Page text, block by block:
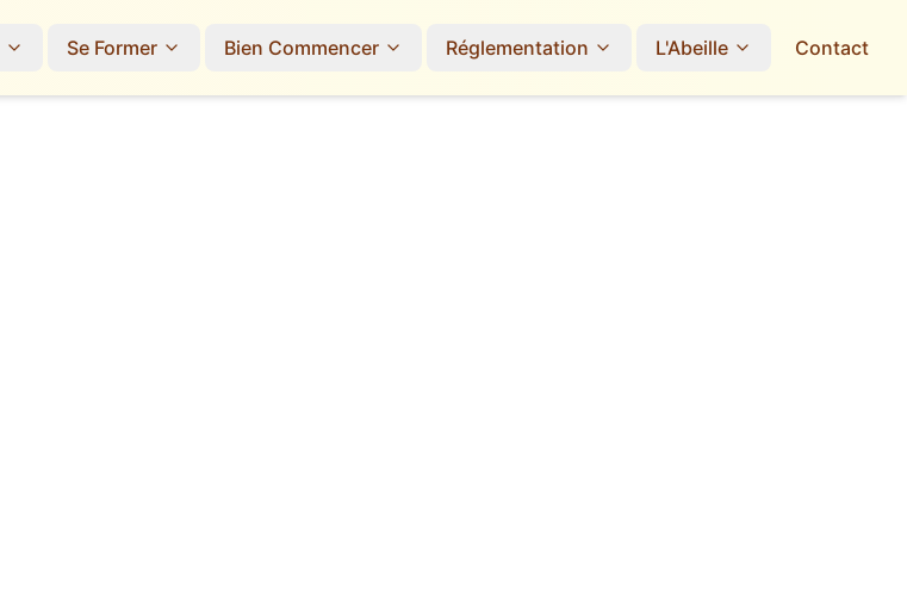
Se Former Bien Commencer Réglementation L'Abeille Contact